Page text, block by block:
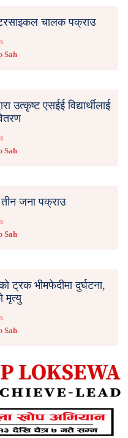
चालक पक्राउ
Sah
उत्कृष्ट एसईई विद्यार्थीलाई
Sah
तीन जना पक्राउ
Sah
ट्रक भीमफेदीमा दुर्घटना,
मृत्यु
Sah